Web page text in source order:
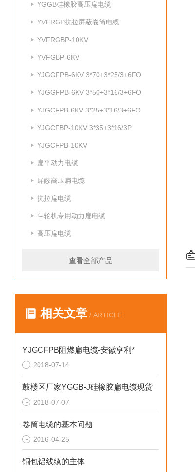
YGGB硅橡胶高压扁电缆
YVFRGP抗拉屏蔽卷筒电缆
YVFRGBP-10KV
YVFGBP-6KV
YJGGFPB-6KV 3*70+3*25/3+6FO
YJGGFPB-6KV 3*50+3*16/3+6FO
YJGCFPB-6KV 3*25+3*16/3+6FO
YJGCFBP-10KV 3*35+3*16/3P
YJGCFPB-10KV
扁平动力电缆
屏蔽高压扁电缆
抗拉扁电缆
斗轮机专用动力扁电缆
高压扁电缆
查看全部产品
相关文章 / ARTICLE
YJGCFPB阻燃扁电缆-安徽亨利*
2018-07-14
鼓楼区厂家YGGB-J硅橡胶扁电缆现货
2018-07-07
卷筒电缆的基本问题
2016-04-25
铜包铝线缆的主体